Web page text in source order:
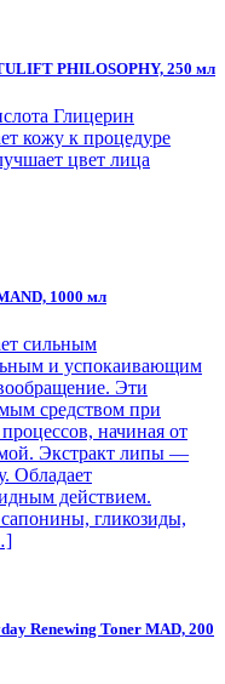
PHILOSOPHY, 250 мл
Глицерин
кожу к процедуре
цвет лица
1000 мл
сильным
и успокаивающим
Эти
средством при
начиная от
Экстракт липы —
Обладает
действием.
гликозиды,
Renewing Toner MAD, 200